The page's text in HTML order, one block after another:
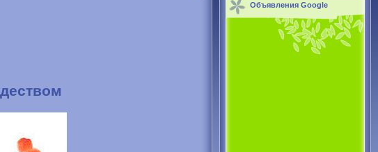
Объявления Google